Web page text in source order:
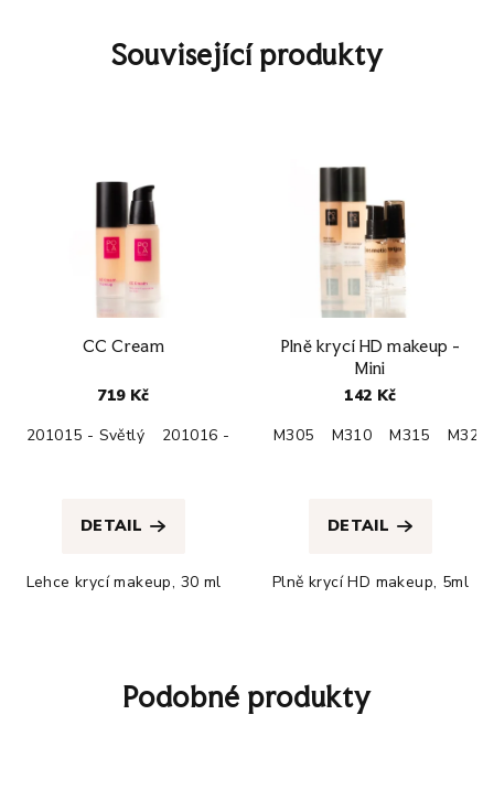
Související produkty
CC Cream
719 Kč
201015 - Světlý
201016 - Tmavý
produktu
z
DETAIL
Lehce krycí makeup, 30 ml
Plně krycí HD makeup -
Mini
142 Kč
M305
M310 M315
M320
produktu
z
DETAIL
Plně krycí HD makeup, 5ml
Podobné produkty